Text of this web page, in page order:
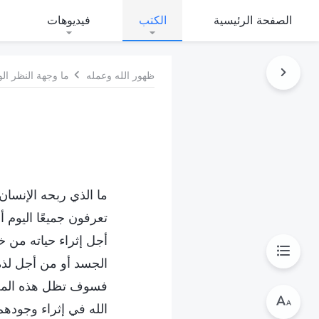
الصفحة الرئيسية الكتب فيديوهات
ظهور الله وعمله ما وجهة النظر
ما الذي ربحه
تعرفون جميعًا
أجل إثراء حياته
الجسد أو من أجل
فسوف تظل هذه
الله في إثراء